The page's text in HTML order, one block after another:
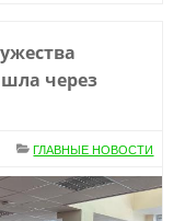
через
ГЛАВНЫЕ НОВОСТИ